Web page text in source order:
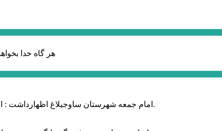
هر گاه خدا
امام جمعه شهرستان ساوجبلاغ اظهارداشت : اربعین امسال سراسر حماسه خونخواهی و مرگ بر آمریکا و اسرائیل بود.